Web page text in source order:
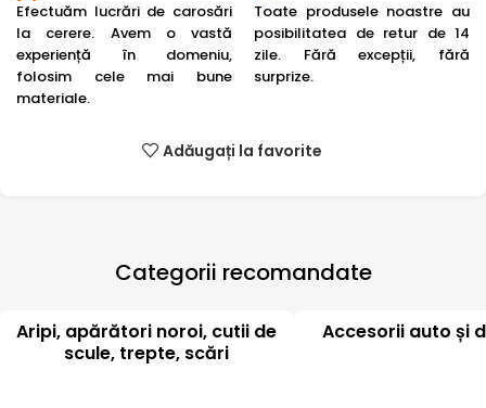
Efectuăm lucrări de carosări
la cerere. Avem o vastă
experiență în domeniu,
folosim cele mai bune
materiale.
Toate produsele noastre au
posibilitatea de retur de 14
zile. Fără excepții, fără
surprize.
Adăugați la favorite
Categorii recomandate
Aripi, apărători noroi, cutii de
scule, trepte, scări
Accesorii auto și